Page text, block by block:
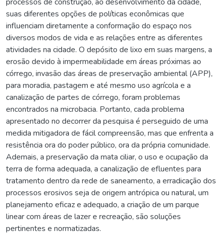
suas diferentes opções de políticas econômicas que
influenciam diretamente a conformação do espaço nos
diversos modos de vida e as relações entre as diferentes
atividades na cidade. O depósito de lixo em suas margens, a
erosão devido à impermeabilidade em áreas próximas ao
córrego, invasão das áreas de preservação ambiental (APP),
para moradia, pastagem e até mesmo uso agrícola e a
canalização de partes de córrego, foram problemas
encontrados na microbacia. Portanto, cada problema
apresentado no decorrer da pesquisa é perseguido de uma
medida mitigadora de fácil compreensão, mas que enfrenta a
resistência ora do poder público, ora da própria comunidade.
Ademais, a preservação da mata ciliar, o uso e ocupação da
terra de forma adequada, a canalização de efluentes para
tratamento dentro da rede de saneamento, a erradicação dos
processos erosivos seja de origem antrópica ou natural, um
planejamento eficaz e adequado, a criação de um parque
linear com áreas de lazer e recreação, são soluções
pertinentes e normatizadas.